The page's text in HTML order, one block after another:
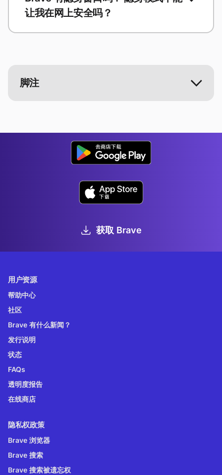
让我在网上安全吗？
脚注
获取 Brave
用户资源
帮助中心
社区
Brave 有什么新闻？
发行说明
状态
FAQs
透明度报告
在线商店
隐私权政策
Brave 浏览器
Brave 搜索
Brave 搜索被遗忘权